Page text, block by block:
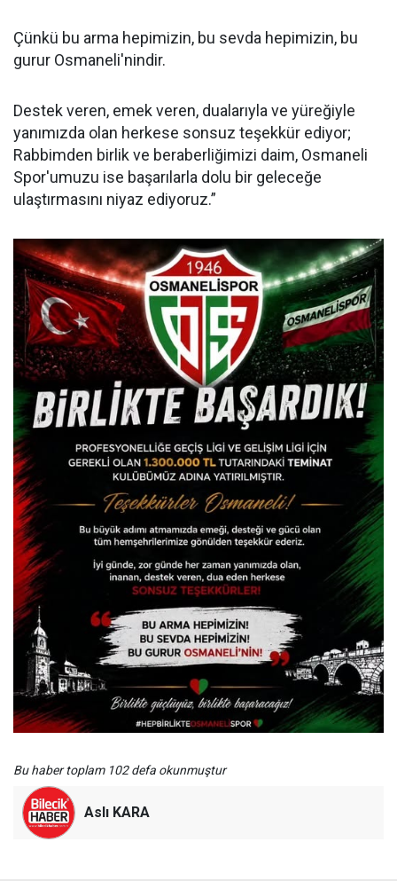
Çünkü bu arma hepimizin, bu sevda hepimizin, bu
gurur Osmaneli'nindir.
Destek veren, emek veren, dualarıyla ve yüreğiyle
yanımızda olan herkese sonsuz teşekkür ediyor;
Rabbimden birlik ve beraberliğimizi daim, Osmaneli
Spor'umuzu ise başarılarla dolu bir geleceğe
ulaştırmasını niyaz ediyoruz.”
Bu haber toplam 102 defa okunmuştur
Aslı KARA